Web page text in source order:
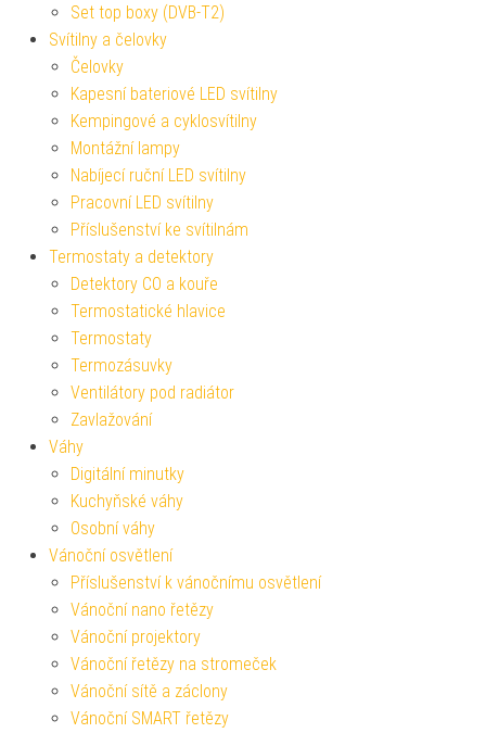
Set top boxy (DVB-T2)
Svítilny a čelovky
Čelovky
Kapesní bateriové LED svítilny
Kempingové a cyklosvítilny
Montážní lampy
Nabíjecí ruční LED svítilny
Pracovní LED svítilny
Příslušenství ke svítilnám
Termostaty a detektory
Detektory CO a kouře
Termostatické hlavice
Termostaty
Termozásuvky
Ventilátory pod radiátor
Zavlažování
Váhy
Digitální minutky
Kuchyňské váhy
Osobní váhy
Vánoční osvětlení
Příslušenství k vánočnímu osvětlení
Vánoční nano řetězy
Vánoční projektory
Vánoční řetězy na stromeček
Vánoční sítě a záclony
Vánoční SMART řetězy